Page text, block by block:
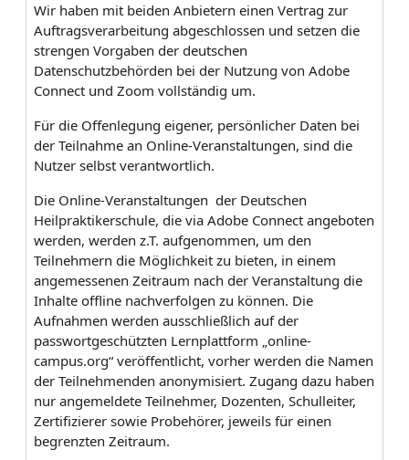
Wir haben mit beiden Anbietern einen Vertrag zur
Auftragsverarbeitung abgeschlossen und setzen die
strengen Vorgaben der deutschen
Datenschutzbehörden bei der Nutzung von Adobe
Connect und Zoom vollständig um.
Für die Offenlegung eigener, persönlicher Daten bei
der Teilnahme an Online-Veranstaltungen, sind die
Nutzer selbst verantwortlich.
Die Online-Veranstaltungen der Deutschen
Heilpraktikerschule, die via Adobe Connect angeboten
werden, werden z.T. aufgenommen, um den
Teilnehmern die Möglichkeit zu bieten, in einem
angemessenen Zeitraum nach der Veranstaltung die
Inhalte offline nachverfolgen zu können. Die
Aufnahmen werden ausschließlich auf der
passwortgeschützten Lernplattform „online-
campus.org“ veröffentlicht, vorher werden die Namen
der Teilnehmenden anonymisiert. Zugang dazu haben
nur angemeldete Teilnehmer, Dozenten, Schulleiter,
Zertifizierer sowie Probehörer, jeweils für einen
begrenzten Zeitraum.